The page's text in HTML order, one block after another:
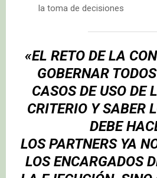
la toma de decisiones
«EL RETO DE LA
GOBERNAR
CASOS DE USO DE
CRITERIO Y SABER
DEBE
LOS PARTNERS YA
LOS ENCARGADOS